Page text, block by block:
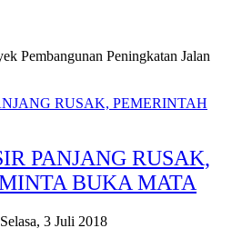
Pembangunan Peningkatan Jalan
PANJANG RUSAK,
BUKA MATA
Selasa, 3 Juli 2018